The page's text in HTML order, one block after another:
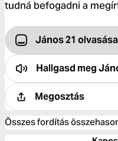
tudná befogadni a
János 21 olvasása
Hallgasd meg
Megosztás
Összes fordítás